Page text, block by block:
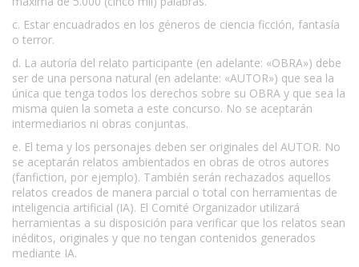
c. Estar encuadrados en los géneros de ciencia ficción, fantasía
o terror.
d. La autoría del relato participante (en adelante: «OBRA») debe
ser de una persona natural (en adelante: «AUTOR») que sea la
única que tenga todos los derechos sobre su OBRA y que sea la
misma quien la someta a este concurso. No se aceptarán
intermediarios ni obras conjuntas.
e. El tema y los personajes deben ser originales del AUTOR. No
se aceptarán relatos ambientados en obras de otros autores
(fanfiction, por ejemplo). También serán rechazados aquellos
relatos creados de manera parcial o total con herramientas de
inteligencia artificial (IA). El Comité Organizador utilizará
herramientas a su disposición para verificar que los relatos sean
inéditos, originales y que no tengan contenidos generados
mediante IA.